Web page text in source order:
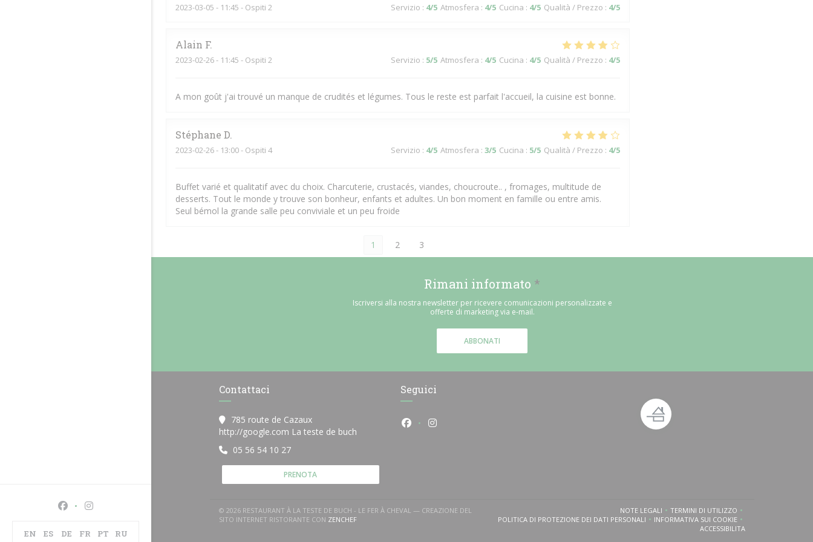
Facebook ((apre una nuova finestra))
Instagram ((apre una nuova finestra))
EN ES DE FR PT RU
2023-03-05 - 11:45 - Ospiti 2 Servizio : 4/5 Atmosfera : 4/5 Cucina : 4/5 Qualità / Prezzo : 4/5
Alain F
2023-02-26- 11:45 - Ospiti 2 Servizio : 5/5 Atmosfera : 4/5 Cucina : 4/5 Qualità / Prezzo : 4/5
A mon goût j'ai trouvé un manque de crudités et légumes. Tous le reste est parfait l'accueil, la cuisine est bonne.
Stéphane D
2023-02-26- 13:00 - Ospiti 4 Servizio : 4/5 Atmosfera : 3/5 Cucina : 5/5 Qualità / Prezzo : 4/5
Buffet varié et qualitatif avec du choix. Charcuterie, crustacés, viandes, choucroute.. , fromages, multitude de
desserts. Tout le monde y trouve son bonheur, enfants et adultes. Un bon moment en famille ou entre amis.
Seul bémol la grande salle peu conviviale et un peu froide
1 2 3
Rimani informato *
Iscriversi alla nostra newsletter per ricevere comunicazioni personalizzate e
offerte di marketing via e-mail.
ABBONATI
Contattaci
785 route de Cazaux
http://google.com La teste de buch ((apre una nuova finestra))
05 56 54 10 27
PRENOTA
Seguici
Facebook ((apre una nuova finestra))
Instagram ((apre una nuova finestra))
© 2026 RESTAURANT À LA TESTE DE BUCH - LE FER À CHEVAL — CREAZIONE DEL
SITO INTERNET RISTORANTE CON ZENCHEF((APRE UNA NUOVA FINESTRA))
NOTE LEGALI((APRE UNA NUOVA FINESTRA))
TERMINI DI UTILIZZO((APRE UNA NUOVA FINESTRA))
POLITICA DI PROTEZIONE DEI DATI PERSONALI
((APRE UNA NUOVA FINESTRA))INFORMATIVA SUI COOKIE((APRE UNA NUOVA FINESTRA))
ACCESSIBILITA((APRE UNA NUOVA